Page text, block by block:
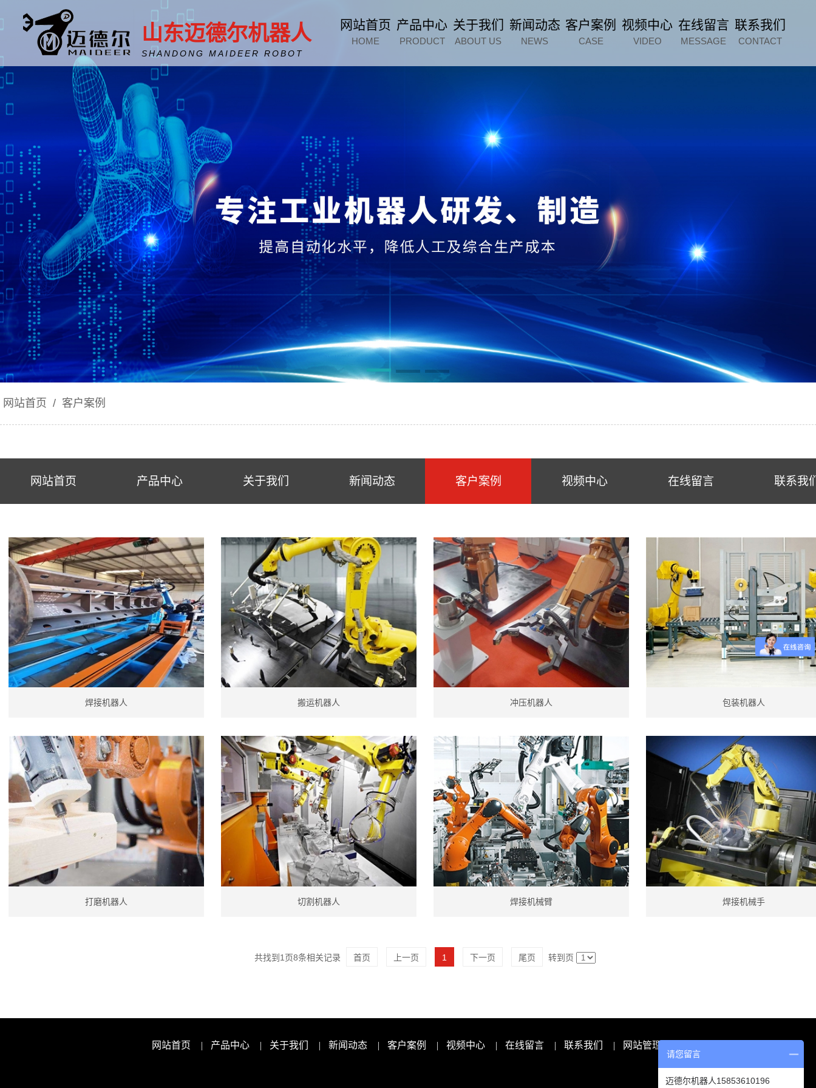
山东迈德尔机器人
SHANDONG MAIDEER ROBOT
网站首页
HOME
产品中心
PRODUCT
关于我们
ABOUT US
新闻动态
NEWS
客户案例
CASE
视频中心
VIDEO
在线留言
MESSAGE
联系我们
CONTACT
网站首页 / 客户案例
网站首页 产品中心 关于我们 新闻动态 客户案例 视频中心 在线留言 联系我
焊接机器人 搬运机器人 冲压机器人 包装机器人
打磨机器人 切割机器人 焊接机械臂 焊接机械手
共找到 1 页8条相关记录 首页 上一页 1 下一页 尾页 转到页
网站首页 | 产品中心 | 关于我们 | 新闻动态 | 客户案例 | 视频中心 | 在线留言 | 联系我们 | 网站管理
请您留言
迈德尔机器人15853610196